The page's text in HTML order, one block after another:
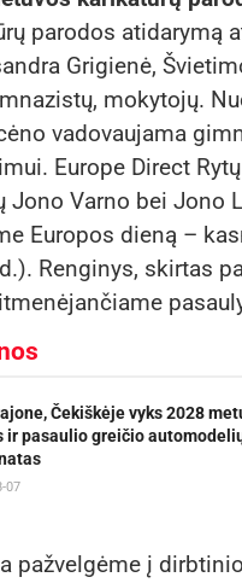
parodos atidarymą
Grigienė,
mokytojų.
vadovaujama
Europe Direct
Jono Varno bei Jono
Europos dieną –
Renginys, skirtas
Čekiškėje vyks 2028
ir pasaulio greičio
07
pažvelgėme į